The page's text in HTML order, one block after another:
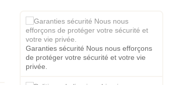
Garanties sécurité Nous nous efforçons
de protéger votre sécurité et votre vie
privée.